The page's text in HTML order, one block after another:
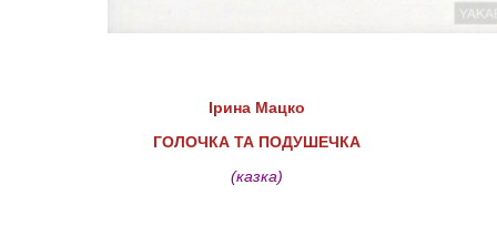
Ірина Мацко
ГОЛОЧКА ТА ПОДУШЕЧКА
(казка)